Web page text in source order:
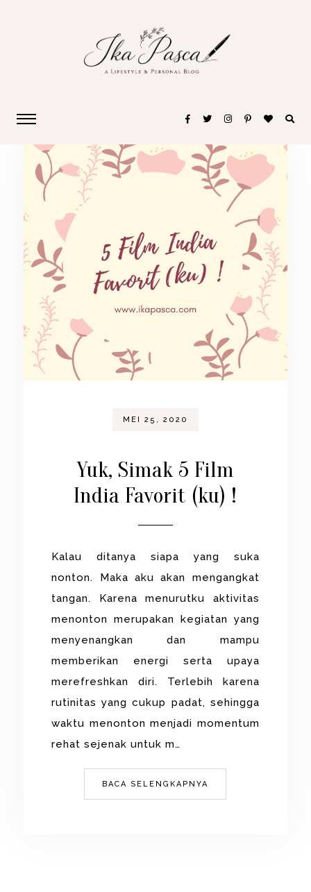
MEI 25, 2020
Yuk, Simak 5 Film
India Favorit (ku) !
Kalau ditanya siapa yang suka
nonton. Maka aku akan mengangkat
tangan. Karena menurutku aktivitas
menonton merupakan kegiatan yang
menyenangkan dan mampu
memberikan energi serta upaya
merefreshkan diri. Terlebih karena
rutinitas yang cukup padat, sehingga
waktu menonton menjadi momentum
rehat sejenak untuk m…
BACA SELENGKAPNYA